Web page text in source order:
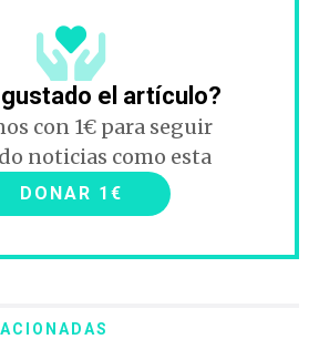
el artículo?
con 1€ para seguir
noticias como esta
DONAR 1€